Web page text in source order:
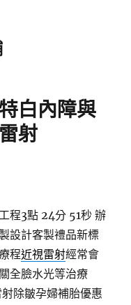
白內障與
射
程3點 24分 51秒 辦
設計客製禮品新標
程近視雷射經常會
全臉水光等治療
除皺孕婦補胎優惠